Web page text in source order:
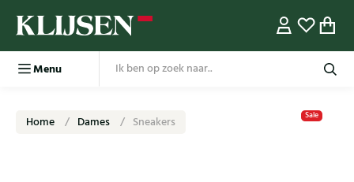
Menu
Home Dames Sneakers Sale